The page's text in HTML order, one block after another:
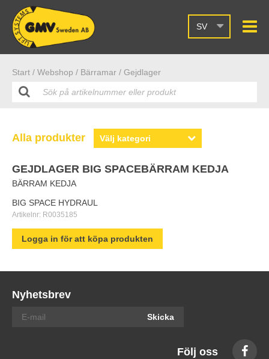
SV
Start / Webshop / Bärramar / Gejdlager
Alla produkter
GEJDLAGER BIG SPACEBÄRRAM KEDJA
BÄRRAM KEDJA
BIG SPACE HYDRAUL
Artikelnr: R0035185
Logga in för att köpa produkten
Nyhetsbrev
Skicka
Följ oss